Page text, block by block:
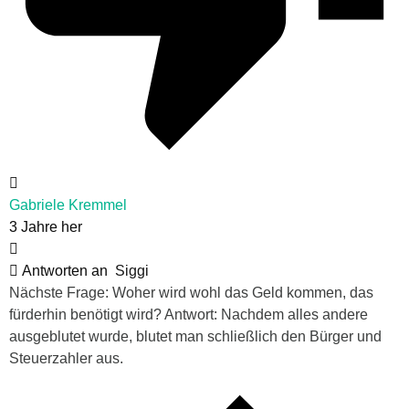
Gabriele Kremmel
3 Jahre her
Antworten an Siggi
Nächste Frage: Woher wird wohl das Geld kommen, das
fürderhin benötigt wird? Antwort: Nachdem alles andere
ausgeblutet wurde, blutet man schließlich den Bürger und
Steuerzahler aus.